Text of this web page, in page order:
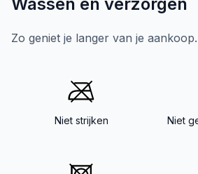
Zo geniet je langer van je aankoop.
Niet strijken
Niet